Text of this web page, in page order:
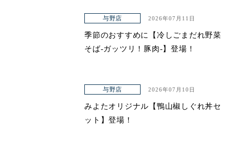
与野店 2026年07月11日
季節のおすすめに【冷しごまだれ野菜
そば-ガッツリ！豚肉-】登場！
与野店 2026年07月10日
みよたオリジナル【鴨山椒しぐれ丼セ
ット】登場！